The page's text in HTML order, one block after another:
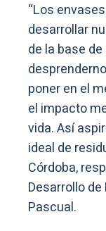
“Los
desarrollar
de la base
poner en el
el impacto
vida. Así
ideal de
Córdoba,
Desarrollo
Pascual.